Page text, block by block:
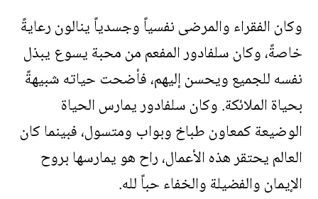
وكان الفقراء والمرضى نفسياً وجسدياً ينالون رعايةً
خاصةً، وكان سلفادور المفعم من محبة يسوع يبذل
نفسه للجميع ويحسن إليهم، فأضحت حياته شبيهةً
بحياة الملائكة. وكان سلفادور يمارس الحياة
الوضيعة كمعاون طباخ وبواب ومتسول، فبينما كان
العالم يحتقر هذه الأعمال، راح هو يمارسها بروح
الإيمان والفضيلة والخفاء حباً لله.